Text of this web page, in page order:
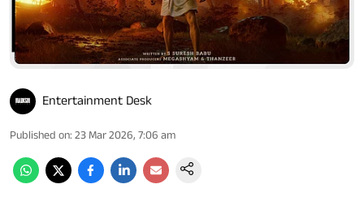
Entertainment Desk
Published on: 23 Mar 2026, 7:06 am